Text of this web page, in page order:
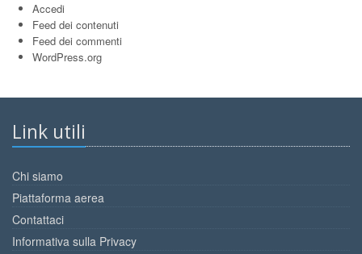
Accedi
Feed dei contenuti
Feed dei commenti
WordPress.org
Link utili
Chi siamo
Piattaforma aerea
Contattaci
Informativa sulla Privacy